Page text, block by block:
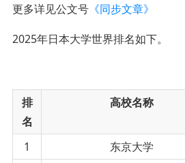
更多详见公文号《同步文章》
2025年日本大学世界排名如下。
排
名
高校名称
1 东京大学